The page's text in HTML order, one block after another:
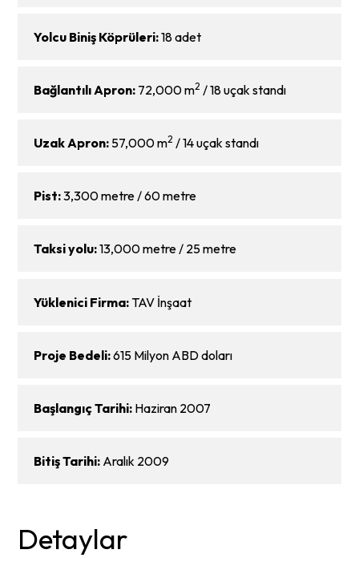
Yolcu Biniş Köprüleri:18 adet
Bağlantılı Apron: 72,000 m2 / 18 uçak standı
Uzak Apron: 57,000 m2 / 14 uçak standı
Pist:3,300 metre / 60 metre
Taksi yolu:13,000 metre / 25 metre
Yüklenici Firma: TAV İnşaat
Proje Bedeli:615 Milyon ABD doları
BaşlangıçTarihi: Haziran 2007
Bitiş Tarihi: Aralık 2009
Detaylar